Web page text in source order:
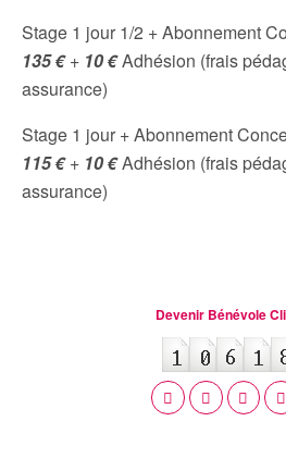
Stage 1 jour 1/2 + Abonnement
135 € + 10 €Adhésion (frais
assurance)
Stage 1 jour + Abonnement
115 € + 10 €Adhésion (frais
assurance)
Devenir Bénévole